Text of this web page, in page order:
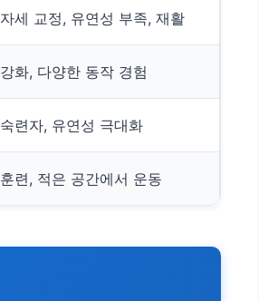
세 교정, 유연성 부족, 재활
화, 다양한 동작 경험
련자, 유연성 극대화
련, 적은 공간에서 운동